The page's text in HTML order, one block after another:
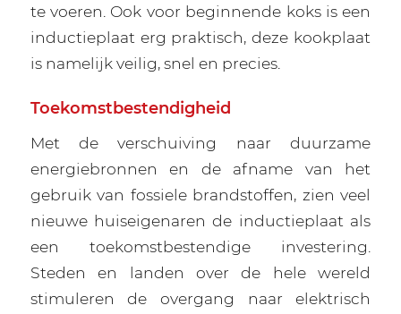
te voeren. Ook voor beginnende koks is een
inductieplaat erg praktisch, deze kookplaat
is namelijk veilig, snel en precies.
Toekomstbestendigheid
Met de verschuiving naar duurzame
energiebronnen en de afname van het
gebruik van fossiele brandstoffen, zien veel
nieuwe huiseigenaren de inductieplaat als
een toekomstbestendige investering.
Steden en landen over de hele wereld
stimuleren de overgang naar elektrisch